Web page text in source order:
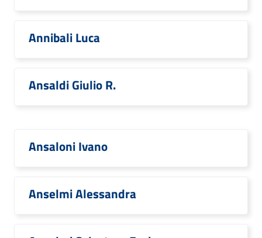
Annibali Luca
Ansaldi Giulio R.
Ansaloni Ivano
Anselmi Alessandra